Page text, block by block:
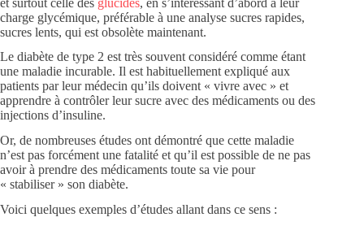
charge glycémique, préférable à une analyse sucres rapides,
sucres lents, qui est obsolète maintenant.
Le diabète de type 2 est très souvent considéré comme étant
une maladie incurable. Il est habituellement expliqué aux
patients par leur médecin qu’ils doivent « vivre avec » et
apprendre à contrôler leur sucre avec des médicaments ou des
injections d’insuline.
Or, de nombreuses études ont démontré que cette maladie
n’est pas forcément une fatalité et qu’il est possible de ne pas
avoir à prendre des médicaments toute sa vie pour
« stabiliser » son diabète.
Voici quelques exemples d’études allant dans ce sens :